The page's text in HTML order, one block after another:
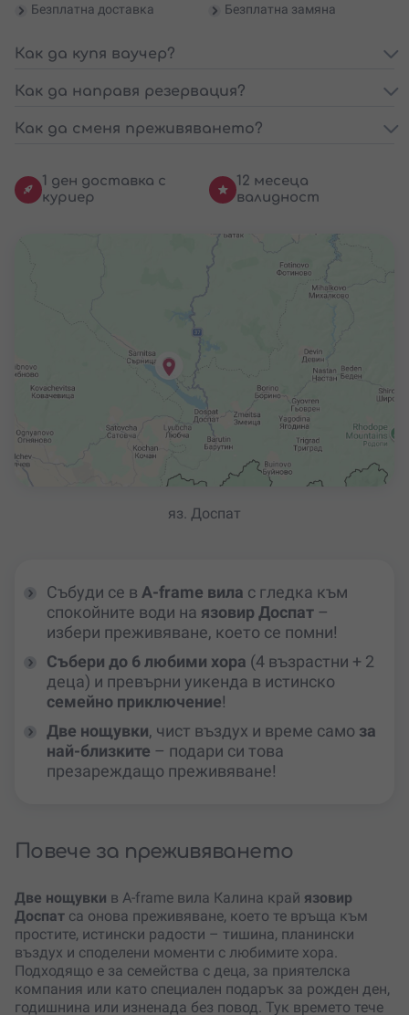
Безплатна доставка
Безплатна замяна
Как да купя ваучер?
Как да направя резервация?
Как да сменя преживяването?
1 ден доставка с
куриер
12 месеца
валидност
яз. Доспат
Събуди се в A-frame вила с гледка към
спокойните води на язовир Доспат –
избери преживяване, което се помни!
Събери до 6 любими хора (4 възрастни + 2
деца) и превърни уикенда в истинско
семейно приключение!
Две нощувки, чист въздух и време само за
най-близките – подари си това
презареждащо преживяване!
Повече за преживяването
Две нощувки в A-frame вила Калина край язовир
Доспат са онова преживяване, което те връща към
простите, истински радости – тишина, планински
въздух и споделени моменти с любимите хора.
Подходящо е за семейства с деца, за приятелска
компания или като специален подарък за рожден ден,
годишнина или изненада без повод. Тук времето тече